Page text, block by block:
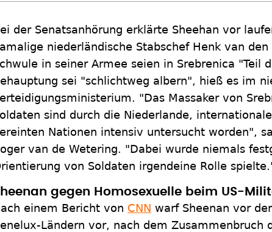
der Senatsanhörung erklärte Sheehan vor
niederländische Stabschef Henk van
in seiner Armee seien in Srebrenica "Teil
sei "schlichtweg albern", hieß es im
"Das Massaker von
sind durch die Niederlande,
Nationen intensiv untersucht worden",
van de Wetering. "Dabei wurde niemals
von Soldaten irgendeine Rolle
gegen Homosexuelle beim US-
einem Bericht von CNN warf Sheenan vor
Ländern vor, nach dem Zusammenbruch